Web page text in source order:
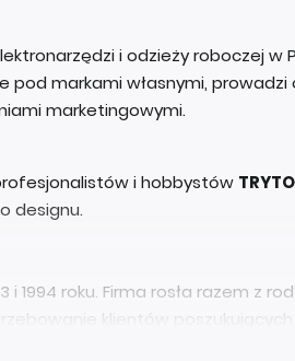
i odzieży roboczej w
markami własnymi, prowadzi
marketingowymi.
i hobbystów
designu.
1994 roku. Firma rosła razem z
klientów poszukujących